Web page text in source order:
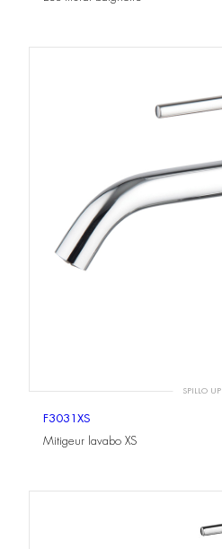
SPILLO UP
F3031XS
Mitigeur lavabo XS